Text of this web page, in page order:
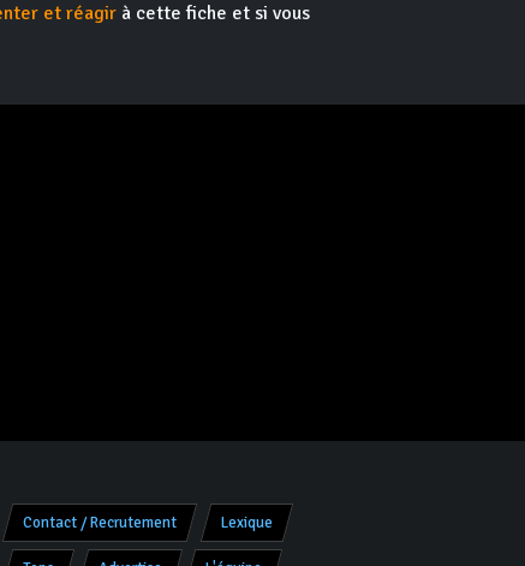
et réagir à cette fiche et si vous
Contact / Recrutement Lexique